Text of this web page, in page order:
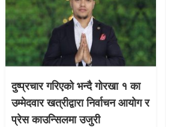
दुष्प्रचार गरिएको भन्दै गोरखा १ का
उम्मेदवार खत्रीद्वारा निर्वाचन आयोग र
प्रेस काउन्सिलमा उजुरी